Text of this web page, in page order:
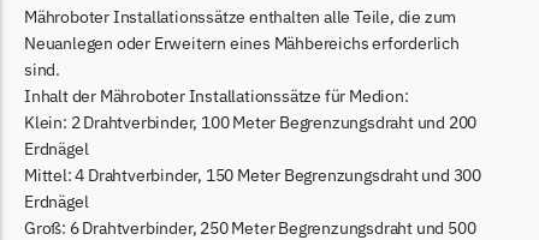
Belrobotics Messer
Begrenzungsdraht
Black & Decker
Black & Decker Messer
Begrenzungsdraht
Bosch Indego
Mähroboter Installationssätze enthalten alle Teile, die zum
Neuanlegen oder Erweitern eines Mähbereichs erforderlich
sind.
Inhalt der Mähroboter Installationssätze für Medion:
Klein: 2 Drahtverbinder, 100 Meter Begrenzungsdraht und 200
Erdnägel
Mittel: 4 Drahtverbinder, 150 Meter Begrenzungsdraht und 300
Erdnägel
Groß: 6 Drahtverbinder, 250 Meter Begrenzungsdraht und 500